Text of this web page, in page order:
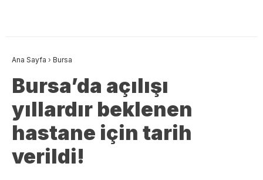
Ana Sayfa › Bursa
​Bursa’da açılışı
yıllardır beklenen
hastane için tarih
verildi!